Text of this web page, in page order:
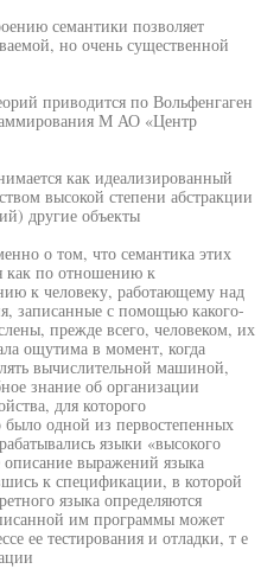
семантики позволяет
но очень существенной
приводится по Вольфенгаген
М АО «Центр
как идеализированный
высокой степени абстракции
другие объекты
о том, что семантика этих
как по отношению к
к человеку, работающему над
записанные с помощью какого-
прежде всего, человеком, их
ощутима в момент, когда
вычислительной машиной,
знание об организации
для которого
было одной из первостепенных
языки «высокого
выражений языка
к спецификации, в которой
языка определяются
им программы может
ее тестирования и отладки, т е